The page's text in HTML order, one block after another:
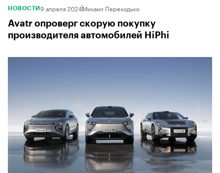
НОВОСТИ 9 апреля 2024Михаил Переходько
Avatr опроверг скорую покупку
производителя автомобилей HiPhi